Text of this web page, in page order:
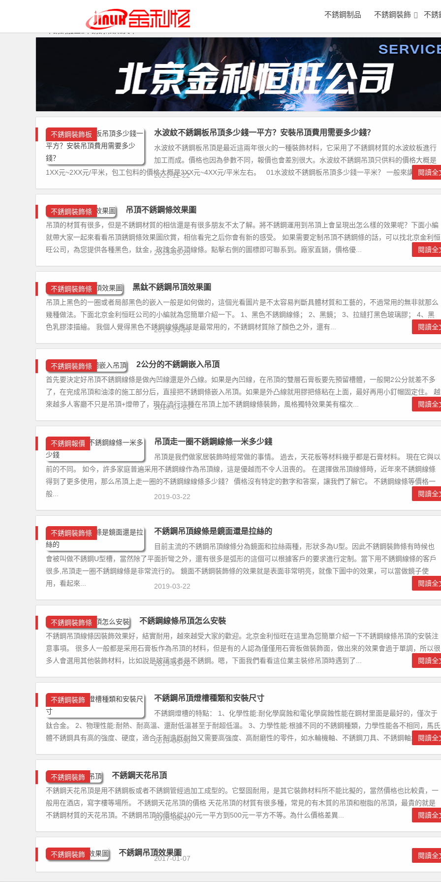
不銹鋼制品 不銹鋼裝飾 不銹
不銹鋼吊頂
不銹鋼裝飾板 水波紋不銹鋼板吊頂多少錢一平方？安裝吊頂費用需要多少錢？
水波紋不銹鋼板吊頂是最近這兩年很火的一種裝飾材料，它采用了不銹鋼材質的水波紋板進行
加工而成。價格也因為參數不同，報價也會差別很大。水波紋不銹鋼吊頂只供料的價格大概是
1XX元~2XX元/平米，包工包料的價格大概是3XX元~4XX元/平米左右。 01水波紋不銹鋼板吊頂多少錢一平米？‍ 一般來講水...
2021-11-22 閱讀全
不銹鋼裝飾條 吊頂不銹鋼條效果圖
吊頂的材質有很多，但是不銹鋼材質的相信還是有很多朋友不太了解。將不銹鋼運用到吊頂上會呈現出怎么樣的效果呢？下面小編
就帶大家一起來看看吊頂銹鋼條效果圖欣賞，相信看完之后你會有新的感受。 如果需要定制吊頂不銹鋼條的話，可以找北京金利恒
旺公司，為您提供各種黑色，鈦金，玫瑰金吊頂線條。點擊右側的圖標即可聯系到。廠家直銷，價格優...
2019-03-25 閱讀全
不銹鋼裝飾條 黑鈦不銹鋼吊頂效果圖
吊頂上黑色的一圈或者局部黑色的嵌入一般是如何做的，這個光看圖片是不太容易判斷具體材質和工藝的，不過常用的無非就那么
幾種做法。下面北京金利恒旺公司的小編就為您簡單介紹一下。 1、黑色不銹鋼線條； 2、黑鏡； 3、拉縫打黑色玻璃膠； 4、黑
色乳膠漆描繪。 我個人覺得黑色不銹鋼線條應該是最常用的，不銹鋼材質除了顏色之外，還有...
2019-03-23 閱讀全
不銹鋼裝飾條 2公分的不銹鋼嵌入吊頂
首先要決定好吊頂不銹鋼線條是做內凹線還是外凸線。如果是內凹線，在吊頂的雙層石膏板要先預留槽體，一般開2公分就差不多
了，在完成吊頂和油漆的施工部分后，直接把不銹鋼條嵌入吊頂。如果是外凸線就用膠把條粘在上面，最好再用小釘帽固定住。 越
來越多人客廳不只是吊頂+燈帶了，現在流行這種在吊頂上加不銹鋼線條裝飾，風格獨特效果美有檔次...
2019-03-23 閱讀全
不銹鋼報價 吊頂走一圈不銹鋼線條一米多少錢
吊頂是我們做家居裝飾時經常做的事情。 過去，天花板等材料幾乎都是石膏材料。 現在它與以
前的不同。 如今，許多家庭普遍采用不銹鋼線作為吊頂線，這是優越而不令人沮喪的。 在選擇做吊頂線條時，近年來不銹鋼線條
得到了更多使用，那么吊頂上走一圈的不銹鋼線線條多少錢？ 價格沒有特定的數字和答案，讓我們了解它。 不銹鋼線條等價格一
般...
2019-03-22 閱讀全
不銹鋼裝飾條 不銹鋼吊頂線條是鏡面還是拉絲的
目前主流的不銹鋼吊頂線條分為鏡面和拉絲兩種，形狀多為U型。因此不銹鋼裝飾條有時候也
會被叫做不銹鋼U型槽，當然除了平面折彎之外，還有很多是弧形的這個可以根據客戶的要求進行定制。當下用不銹鋼線條的客戶
很多,吊頂走一圈不銹鋼線條是非常流行的。 鏡面不銹鋼裝飾條的效果就是表面非常明亮，就像下圖中的效果，可以當做鏡子使
用，看起來...
2019-03-22 閱讀全
不銹鋼裝飾條 不銹鋼線條吊頂怎么安裝
不銹鋼吊頂線條因裝飾效果好，結實耐用，越來越受大家的歡迎。北京金利恒旺在這里為您簡單介紹一下不銹鋼線條吊頂的安裝注
意事項。 很多人一般都是采用石膏板作為吊頂的材料，但是有的人認為僅僅用石膏板做裝飾面，做出來的效果會過于單調，所以很
多人會選用其他裝飾材料，比如說是玻璃或者是不銹鋼。嗯，下面我們看看這位業主裝修吊頂時遇到了...
2019-03-22 閱讀全
不銹鋼裝飾 不銹鋼吊頂燈槽種類和安裝尺寸
不銹鋼燈槽的特點： 1、化學性能:耐化學腐蝕和電化學腐蝕性能在鋼材里面是最好的，僅次于
鈦合金。 2、物理性能:耐熱、耐高溫、還耐低溫甚至于耐超低溫。 3、力學性能:根據不同的不銹鋼種類，力學性能各不相同，馬氏
體不銹鋼具有高的強度、硬度，適合于制造既耐蝕又需要高強度、高耐磨性的零件，如水輪機軸、不銹鋼刀具、不銹鋼軸承等，...
2018-08-30 閱讀全
不銹鋼裝飾 不銹鋼天花吊頂
不銹鋼天花吊頂是用不銹鋼板或者不銹鋼管經過加工成型的。它堅固耐用，是其它裝飾材料所不能比擬的，當然價格也比較貴，一
般用在酒店，寫字樓等場所。 不銹鋼天花吊頂的價格 天花吊頂的材質有很多種，常見的有木質的吊頂和樹脂的吊頂，最貴的就是
不銹鋼材質的天花吊頂。不銹鋼吊頂的價格從100元一平方到500元一平方不等。為什么價格差異...
2018-08-30 閱讀全
不銹鋼裝飾 不銹鋼吊頂效果圖
2017-01-07 閱讀全